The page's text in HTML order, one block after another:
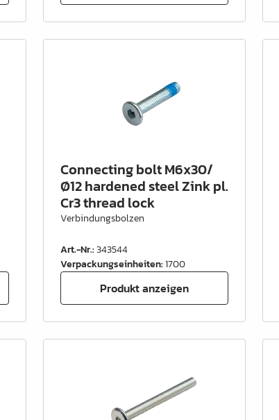
Connecting bolt M6x30/
Ø12 hardened steel Zink pl.
Cr3 thread lock
Verbindungsbolzen
Art.-Nr.:343544
Verpackungseinheiten:1700
Produkt anzeigen